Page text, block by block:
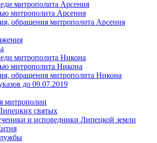
митрополита Арсения
митрополита Арсения
обращения митрополита Арсения
митрополита Никона
митрополита Никона
обращения митрополита Никона
до 09.07.2019
митрополии
святых
и исповедники Липецкой земли